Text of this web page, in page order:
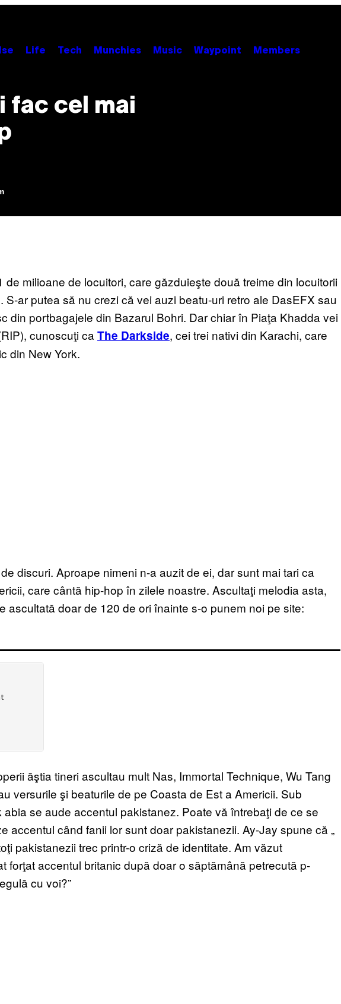
Life Tech Munchies Music Waypoint Members
fac cel mai
de milioane de locuitori, care găzduieşte două treime din locuitorii
S-ar putea să nu crezi că vei auzi beatu-uri retro ale DasEFX sau
din portbagajele din Bazarul Bohri. Dar chiar în Piaţa Khadda vei
cunoscuţi ca The Darkside, cei trei nativi din Karachi, care
din New York.
discuri. Aproape nimeni n-a auzit de ei, dar sunt mai tari ca
care cântă hip-hop în zilele noastre. Ascultaţi melodia asta,
ascultată doar de 120 de ori înainte s-o punem noi pe site:
ăştia tineri ascultau mult Nas, Immortal Technique, Wu Tang
versurile şi beaturile de pe Coasta de Est a Americii. Sub
abia se aude accentul pakistanez. Poate vă întrebaţi de ce se
accentul când fanii lor sunt doar pakistanezii. Ay-Jay spune că „
pakistanezii trec printr-o criză de identitate. Am văzut
forţat accentul britanic după doar o săptămână petrecută p-
cu voi?”